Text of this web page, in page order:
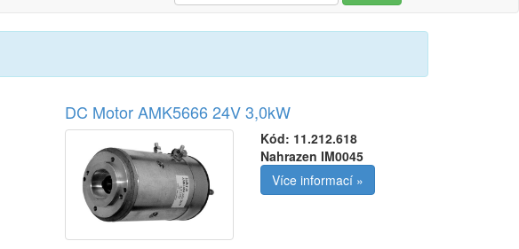
DC Motor AMK5666 24V 3,0kW
Kód: 11.212.618
Nahrazen IM0045
Více informací »